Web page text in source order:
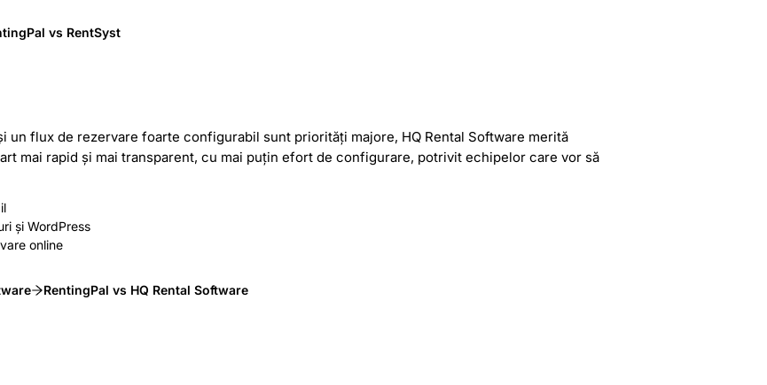
vs RentSyst
un flux de rezervare foarte configurabil sunt priorități majore, HQ Rental Software merită
mai rapid și mai transparent, cu mai puțin efort de configurare, potrivit echipelor care vor să
și WordPress
online
RentingPal vs HQ Rental Software